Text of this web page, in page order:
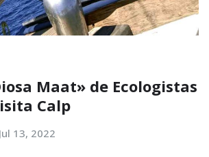
Maat» de Ecologistas
Calp
Jul 13, 2022